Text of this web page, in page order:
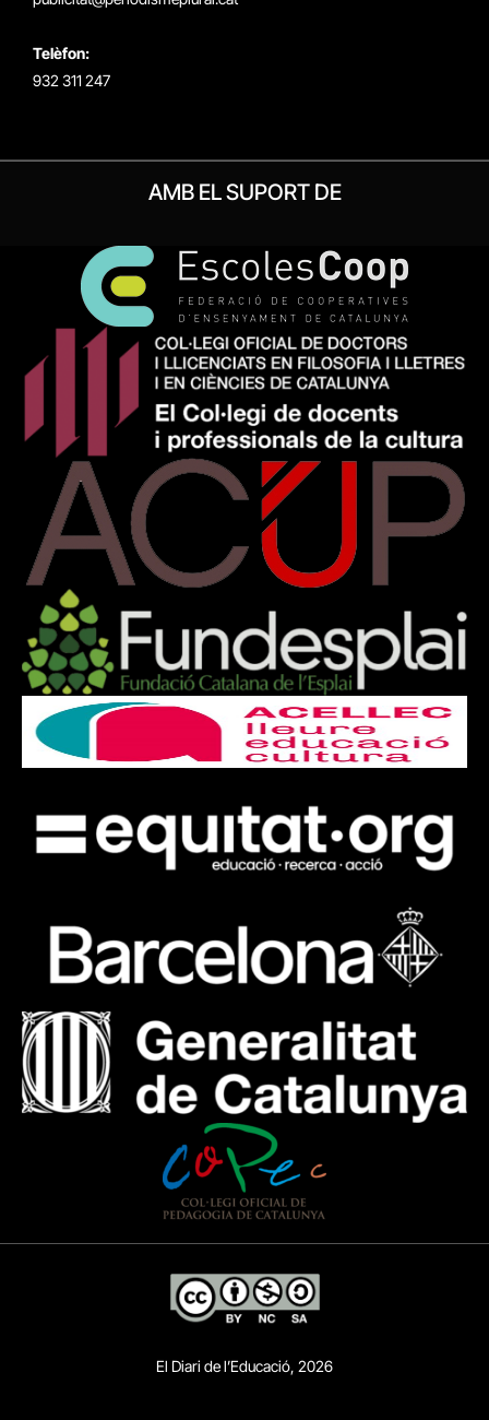
Telèfon:
932 311 247
AMB EL SUPORT DE
El Diari de l’Educació, 2026